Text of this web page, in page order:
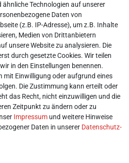
Konto
ähnliche Technologien auf unserer
Daten von
(z.B. IP-Adresse), um z.B. Inhalte
Medien von Drittanbietern
unsere Website zu analysieren. Die
durch gesetzte Cookies. Wir teilen
in den Einstellungen benennen.
mit Einwilligung oder aufgrund eines
Die Zustimmung kann erteilt oder
das Recht, nicht einzuwilligen und die
Zeitpunkt zu ändern oder zu
Impressum und weitere Hinweise
Daten in unserer Daten­schutz­